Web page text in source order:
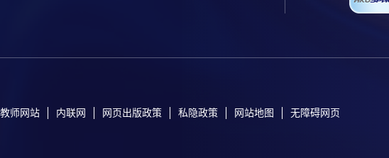
教师网站 内联网 网页出版政策 私隐政策 网站地图 无障碍网页